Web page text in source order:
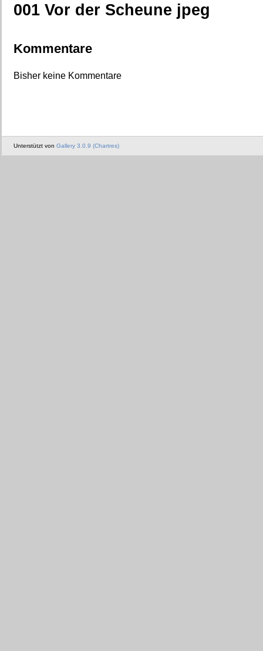
001 Vor der Scheune jpeg
Kommentare
Bisher keine Kommentare
Unterstützt von Gallery 3.0.9 (Chartres)